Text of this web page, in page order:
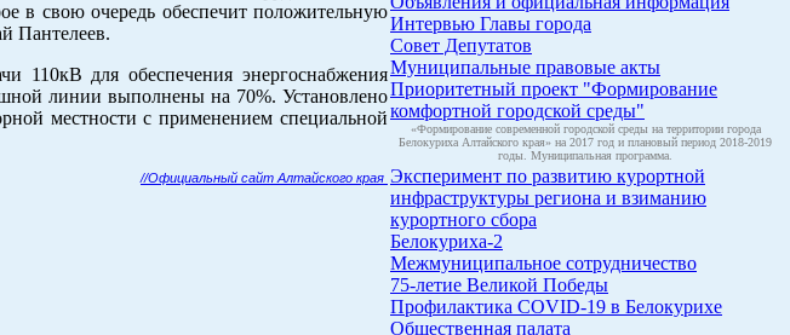
в свою очередь обеспечит положительную
Пантелеев.
110кВ для обеспечения энергоснабжения
линии выполнены на 70%. Установлено
местности с применением специальной
//Официальный сайт Алтайского края
Интервью Главы города
Совет Депутатов
Муниципальные правовые акты
Приоритетный проект "Формирование
комфортной городской среды"
«Формирование современной городской среды на территории города
Белокуриха Алтайского края» на 2017 год и плановый период 2018-2019
годы. Муниципальная программа.
Эксперимент по развитию курортной
инфраструктуры региона и взиманию
курортного сбора
Белокуриха-2
Межмуниципальное сотрудничество
75-летие Великой Победы
Профилактика COVID-19 в Белокурихе
Общественная палата